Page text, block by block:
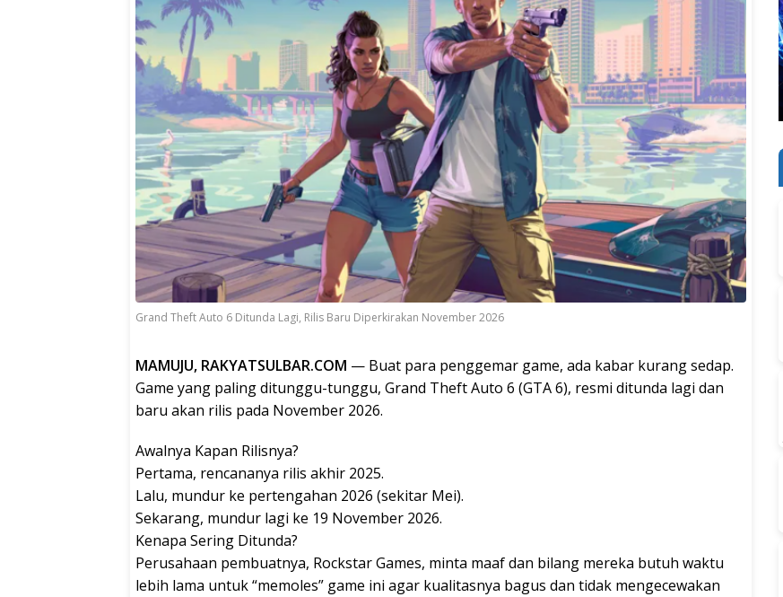
Grand Theft Auto 6 Ditunda Lagi, Rilis Baru Diperkirakan November 2026
MAMUJU, RAKYATSULBAR.COM — Buat para penggemar game, ada kabar kurang sedap.
Game yang paling ditunggu-tunggu, Grand Theft Auto 6 (GTA 6), resmi ditunda lagi dan
baru akan rilis pada November 2026.
Awalnya Kapan Rilisnya?
Pertama, rencananya rilis akhir 2025.
Lalu, mundur ke pertengahan 2026 (sekitar Mei).
Sekarang, mundur lagi ke 19 November 2026.
Kenapa Sering Ditunda?
Perusahaan pembuatnya, Rockstar Games, minta maaf dan bilang mereka butuh waktu
lebih lama untuk “memoles” game ini agar kualitasnya bagus dan tidak mengecewakan